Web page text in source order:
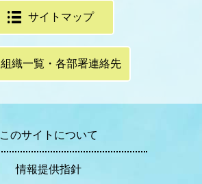
サイトマップ
組織一覧・各部署連絡先
このサイトについて
情報提供指針